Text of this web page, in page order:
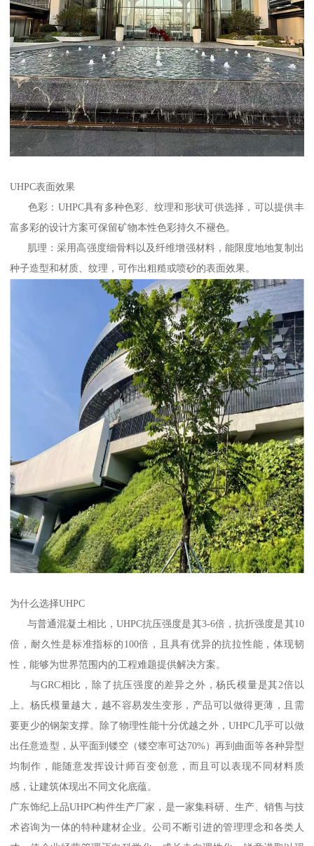
UHPC表面效果
色彩：UHPC具有多种色彩、纹理和形状可供选择，可以提供丰
富多彩的设计方案可保留矿物本性色彩持久不褪色。
肌理：采用高强度细骨料以及纤维增强材料，能限度地地复制出
种子造型和材质、纹理，可作出粗糙或喷砂的表面效果。
为什么选择UHPC
与普通混凝土相比，UHPC抗压强度是其3-6倍，抗折强度是其10
倍，耐久性是标准指标的100倍，且具有优异的抗拉性能，体现韧
性，能够为世界范围内的工程难题提供解决方案。
与GRC相比，除了抗压强度的差异之外，杨氏模量是其2倍以
上。杨氏模量越大，越不容易发生变形，产品可以做得更薄，且需
要更少的钢架支撑。除了物理性能十分优越之外，UHPC几乎可以做
出任意造型，从平面到镂空（镂空率可达70%）再到曲面等各种异型
均制作，能随意发挥设计师百变创意，而且可以表现不同材料质
感，让建筑体现出不同文化底蕴。
广东饰纪上品UHPC构件生产厂家，是一家集科研、生产、销售与技
术咨询为一体的特种建材企业。公司不断引进的管理理念和各类人